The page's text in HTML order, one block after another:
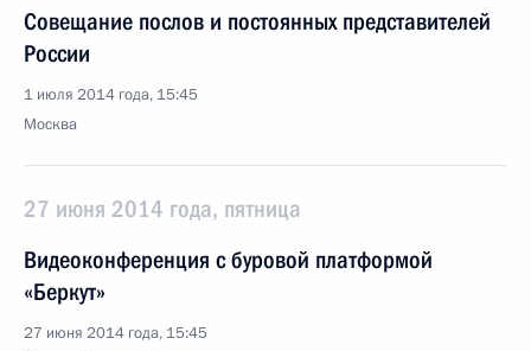
Совещание послов и постоянных представителей
России
1 июля 2014 года, 15:45
Москва
27 июня 2014 года, пятница
Видеоконференция с буровой платформой
«Беркут»
27 июня 2014 года, 15:45